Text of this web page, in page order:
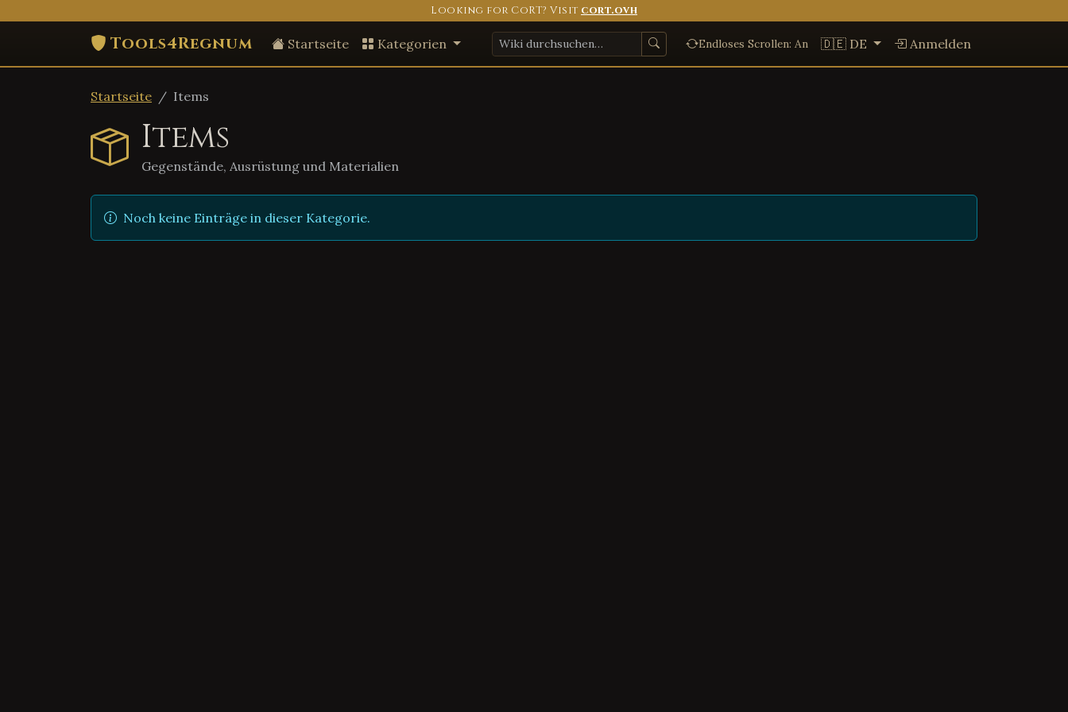
Looking for CoRT? Visit cort.ovh
Tools4Regnum Startseite Kategorien Endloses Scrollen: An 🇩🇪 DE Anmelden
Startseite Items
Items
Gegenstände, Ausrüstung und Materialien
Noch keine Einträge in dieser Kategorie.